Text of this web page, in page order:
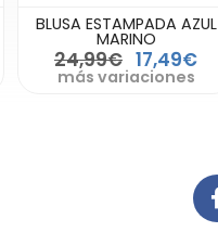
BLUSA ESTAMPADA AZUL
MARINO
24,99€ 17,49€
más variaciones